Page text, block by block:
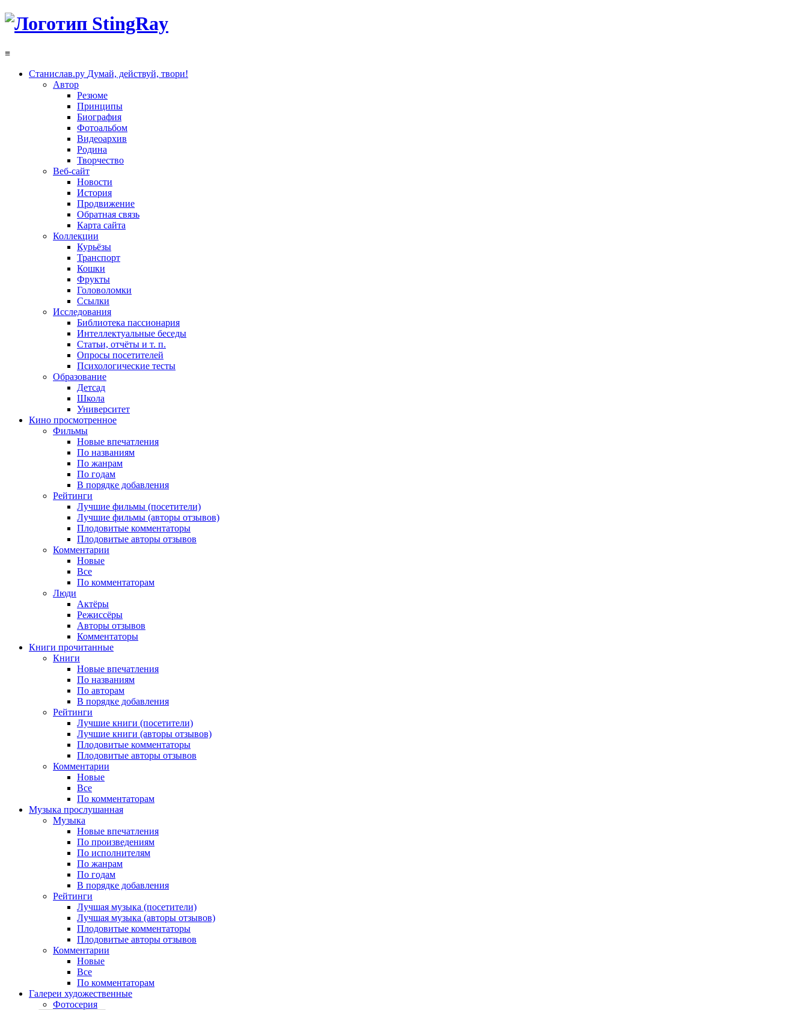
≡
Станислав.ру Думай, действуй, твори!
Автор
Резюме
Принципы
Биография
Фотоальбом
Видеоархив
Родина
Творчество
Веб-сайт
Новости
История
Продвижение
Обратная связь
Карта сайта
Коллекции
Курьёзы
Транспорт
Кошки
Фрукты
Головоломки
Ссылки
Исследования
Библиотека пассионария
Интеллектуальные беседы
Статьи, отчёты и т. п.
Опросы посетителей
Психологические тесты
Образование
Детсад
Школа
Университет
Кино просмотренное
Фильмы
Новые впечатления
По названиям
По жанрам
По годам
В порядке добавления
Рейтинги
Лучшие фильмы (посетители)
Лучшие фильмы (авторы отзывов)
Плодовитые комментаторы
Плодовитые авторы отзывов
Комментарии
Новые
Все
По комментаторам
Люди
Актёры
Режиссёры
Авторы отзывов
Комментаторы
Книги прочитанные
Книги
Новые впечатления
По названиям
По авторам
В порядке добавления
Рейтинги
Лучшие книги (посетители)
Лучшие книги (авторы отзывов)
Плодовитые комментаторы
Плодовитые авторы отзывов
Комментарии
Новые
Все
По комментаторам
Музыка прослушанная
Музыка
Новые впечатления
По произведениям
По исполнителям
По жанрам
По годам
В порядке добавления
Рейтинги
Лучшая музыка (посетители)
Лучшая музыка (авторы отзывов)
Плодовитые комментаторы
Плодовитые авторы отзывов
Комментарии
Новые
Все
По комментаторам
Галереи художественные
Фотосерия